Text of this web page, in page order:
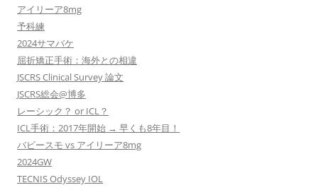
アイリーア8mg
予科練
2024サマバケ
屈折矯正手術：海外との相違
JSCRS Clinical Survey 論文
JSCRS総会@博多
レーシック？ or ICL？
ICL手術：2017年開始 → 早くも8年目！
バビースモ vs アイリーア8mg
2024GW
TECNIS Odyssey IOL